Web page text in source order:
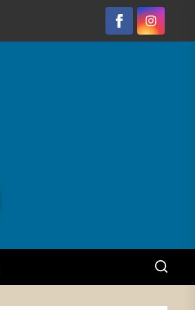
FacebookInstagram